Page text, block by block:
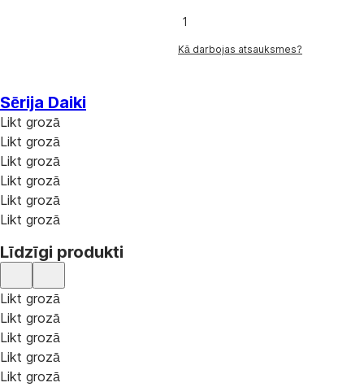
1
Kā darbojas atsauksmes?
Sērija Daiki
Likt grozā
Likt grozā
Likt grozā
Likt grozā
Likt grozā
Likt grozā
Līdzīgi produkti
Likt grozā
Likt grozā
Likt grozā
Likt grozā
Likt grozā